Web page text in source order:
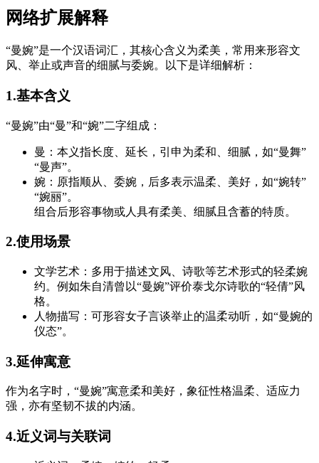
网络扩展解释
“曼婉”是一个汉语词汇，其核心含义为柔美，常用来形容文
风、举止或声音的细腻与委婉。以下是详细解析：
1.基本含义
“曼婉”由“曼”和“婉”二字组成：
曼：本义指长度、延长，引申为柔和、细腻，如“曼舞”
“曼声”。
婉：原指顺从、委婉，后多表示温柔、美好，如“婉转”
“婉丽”。
组合后形容事物或人具有柔美、细腻且含蓄的特质。
2.使用场景
文学艺术：多用于描述文风、诗歌等艺术形式的轻柔婉
约。例如朱自清曾以“曼婉”评价泰戈尔诗歌的“轻倩”风
格。
人物描写：可形容女子言谈举止的温柔动听，如“曼婉的
仪态”。
3.延伸寓意
作为名字时，“曼婉”寓意柔和美好，象征性格温柔、适应力
强，亦有坚韧不拔的内涵。
4.近义词与关联词